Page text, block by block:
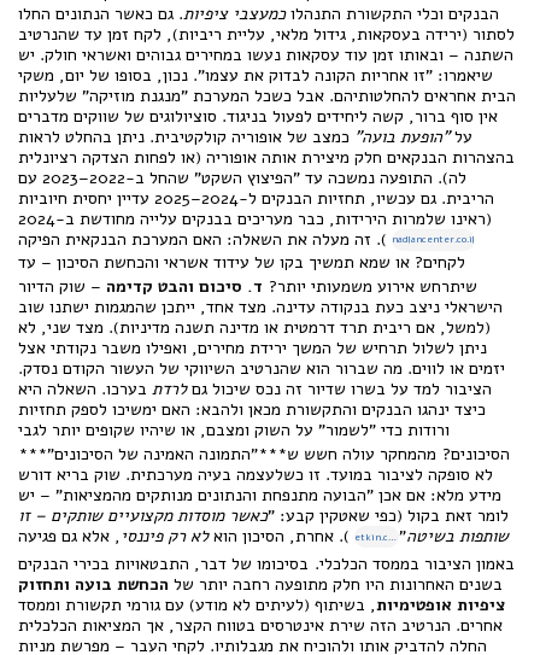
הבנקים וכלי התקשורת התנהלוכמעצבי ציפיות. גם כאשר הנתונים החלו
לסתור (ירידה בעסקאות, גידול מלאי, עליית ריביות), לקח זמן עד שהנרטיב
השתנה – ובאותו זמן עוד עסקאות נעשו במחירים גבוהים ואשראי חולק. יש
שיאמרו: "זו אחריות הקונה לבדוק את עצמו". נכון, בסופו של יום, משקי
הבית אחראים להחלטותיהם. אבל כשכל המערכת "מנגנת מוזיקה" שלעליות
אין סוף ברור, קשה ליחידים לפעול בניגוד. סוציולוגים של שווקים מדברים
על"הופעת בועה" כמצב של אופוריה קולקטיבית. ניתן בהחלט לראות
בהצהרות הבנקאים חלק מיצירת אותה אופוריה (או לפחות הצדקה רציונלית
לה). התופעה נמשכה עד "הפיצוץ השקט" שהחל ב-2022–2023 עם
הריבית. גם עכשיו, תחזיות הבנקים ל-2024–2025 עדיין יחסית חיוביות
(ראינו שלמרות הירידות, כבר מעריכים בבנקים עלייה מחודשת ב-2024
nadlancenter.co.il ). זה מעלה את השאלה: האם המערכת הבנקאית הפיקה
לקחים? או שמא תמשיך בקו של עידוד אשראי והכחשת הסיכון – עד
שיתרחש אירוע משמעותי יותר? ד. סיכום והבט קדימה – שוק הדיור
הישראלי ניצב כעת בנקודה עדינה. מצד אחד, ייתכן שהמגמות ישתנו שוב
(למשל, אם ריבית תרד דרמטית או מדינה תשנה מדיניות). מצד שני, לא
ניתן לשלול תרחיש של המשך ירידת מחירים, ואפילו משבר נקודתי אצל
יזמים או לווים. מה שברור הוא שהנרטיב השיווקי של העשור הקודם נסדק.
הציבור למד על בשרו שדיור זה נכס שיכול גםלרדת בערכו. השאלה היא
כיצד ינהגו הבנקים והתקשורת מכאן ולהבא: האם ימשיכו לספק תחזיות
ורודות כדי "לשמור" על השוק ומצבם, או שיהיו שקופים יותר לגבי
הסיכונים? מהמחקר עולה חשש ש***"התמונה האמינה של הסיכונים"***
לא סופקה לציבור במועד. זו כשלעצמה בעיה מערכתית. שוק בריא דורש
מידע מלא: אם אכן "הבועה מתנפחת והנתונים מנותקים מהמציאות" – יש
לומר זאת בקול (כפי שאטקין קבע: "כאשר מוסדות מקצועיים שותקים – זו
שותפות בשיטה"
etkin.co.il ). אחרת, הסיכון הואלא רק פיננסי , אלא גם פגיעה
באמון הציבור בממסד הכלכלי. בסיכומו של דבר, התבטאויות בכירי הבנקים
בשנים האחרונות היו חלק מתופעה רחבה יותר של הכחשת בועה ותחזוק
ציפיות אופטימיות, בשיתוף (לעיתים לא מודע) עם גורמי תקשורת וממסד
אחרים. הנרטיב הזה שירת אינטרסים בטווח הקצר, אך המציאות הכלכלית
החלה להדביק אותו ולהוכיח את מגבלותיו. לקחי העבר – מפרשת מניות